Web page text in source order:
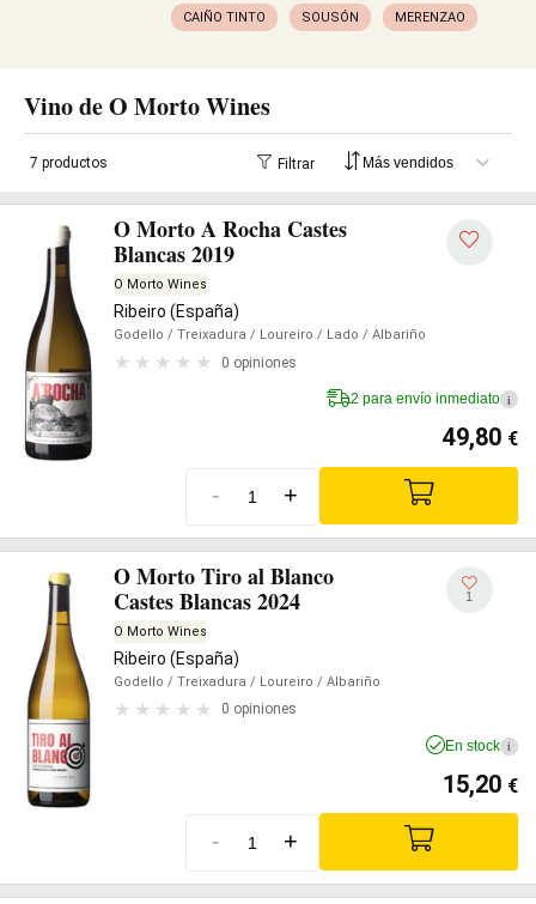
CAIÑO TINTO SOUSÓN MERENZAO
Vino de O Morto Wines
7 productos Filtrar
O Morto A Rocha Castes
Blancas 2019
O Morto Wines
Ribeiro (España)
Godello / Treixadura / Loureiro / Lado / Albariño
0 opiniones
2 para envío inmediato i
49,80 €
- +
O Morto Tiro al Blanco
Castes Blancas 2024
O Morto Wines
Ribeiro (España)
Godello / Treixadura / Loureiro / Albariño
0 opiniones
1
En stock i
15,20 €
- +